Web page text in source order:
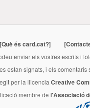
[Què és card.cat?]
enviar els vostres escrits i
estan signats, i els
per la llicencia Creative
membre de l'Associació